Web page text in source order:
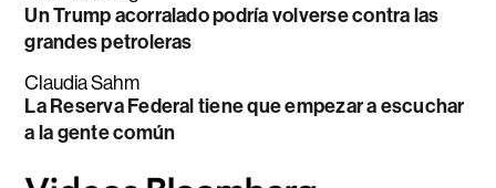
Un Trump acorralado podría volverse contra las
grandes petroleras
Claudia Sahm
La Reserva Federal tiene que empezar a escuchar
a la gente común